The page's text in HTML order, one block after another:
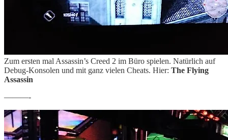
Zum ersten mal Assassin’s Creed 2 im Büro spielen. Natürlich auf
Debug-Konsolen und mit ganz vielen Cheats. Hier: The Flying
Assassin
———-